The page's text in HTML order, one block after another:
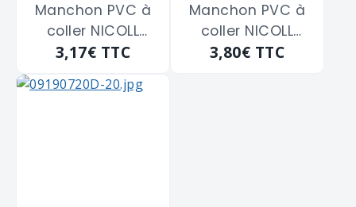
Manchon PVC à
coller NICOLL
"M2H" double
3,17€ TTC
Manchon PVC à
coller NICOLL
"M2R" double
3,80€ TTC